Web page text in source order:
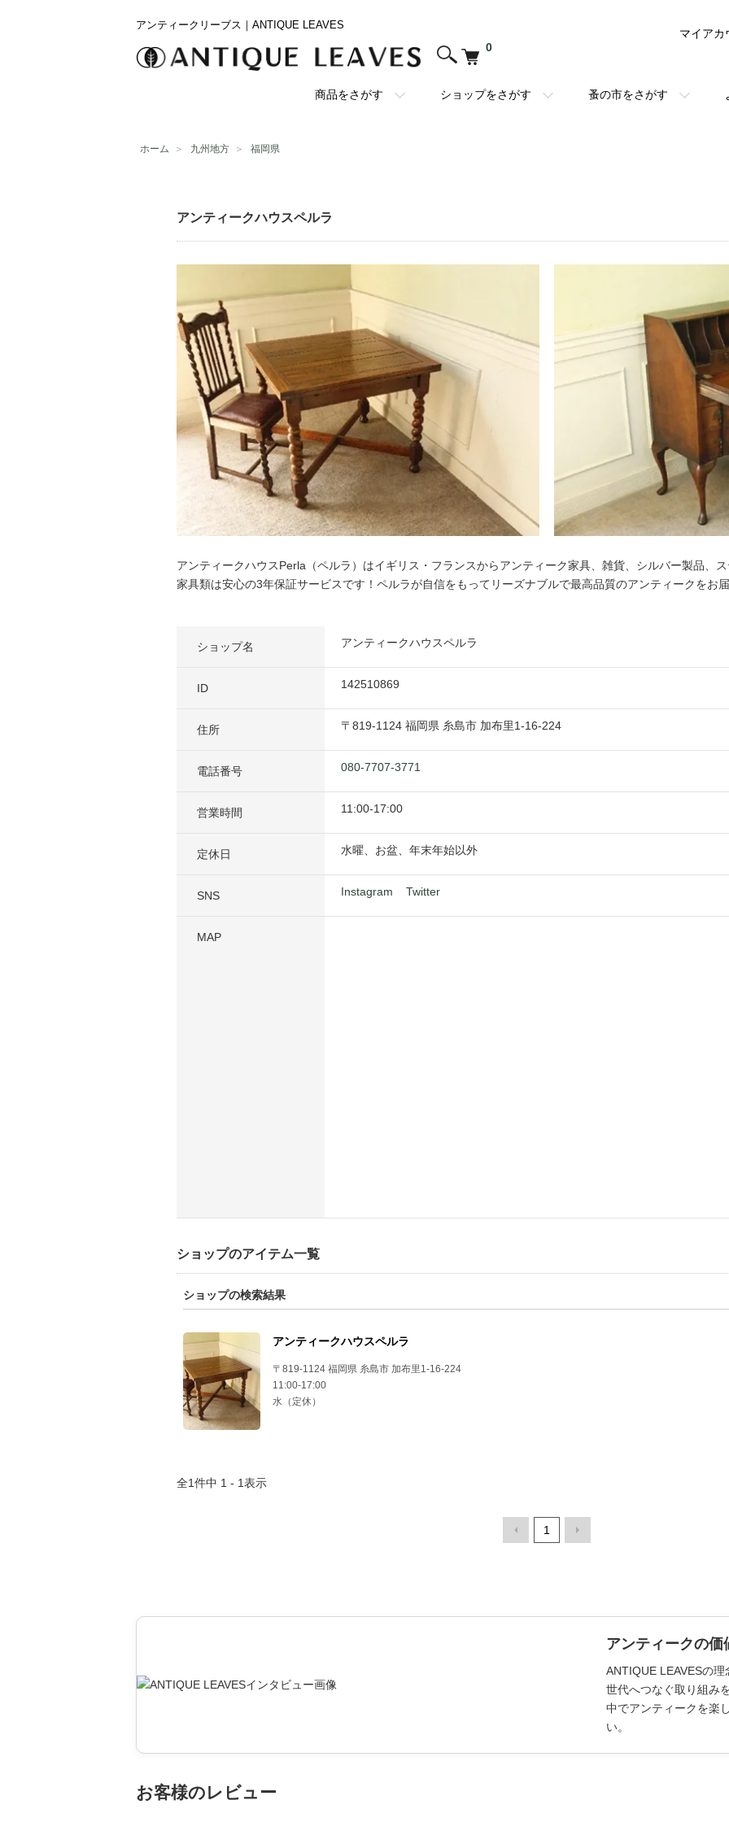
アンティークリーブス｜ANTIQUE LEAVES
0
商品をさがす ショップをさがす 蚤の市をさがす
マイアカ
ホーム ＞ 九州地方 ＞ 福岡県
アンティークハウスペルラ
アンティークハウスPerla（ペルラ）はイギリス・フランスからアンティーク家具、雑貨、シルバー製品、ス
家具類は安心の3年保証サービスです！ペルラが自信をもってリーズナブルで最高品質のアンティークをお届
ショップ名 アンティークハウスペルラ
ID 142510869
住所 〒 819-1124 福岡県 糸島市 加布里1-16-224
電話番号 080-7707-3771
営業時間 11:00-17:00
定休日 水曜、お盆、年末年始以外
SNS Instagram Twitter
MAP
ショップのアイテム一覧
ショップの検索結果
アンティークハウスペルラ
〒819-1124 福岡県 糸島市 加布里1-16-224
11:00-17:00
水（定休）
全1件中 1 - 1表示
1
アンティークの価
ANTIQUE LEAVESの
世代へつなぐ取り組み
中でアンティークを楽
い。
お客様のレビュー